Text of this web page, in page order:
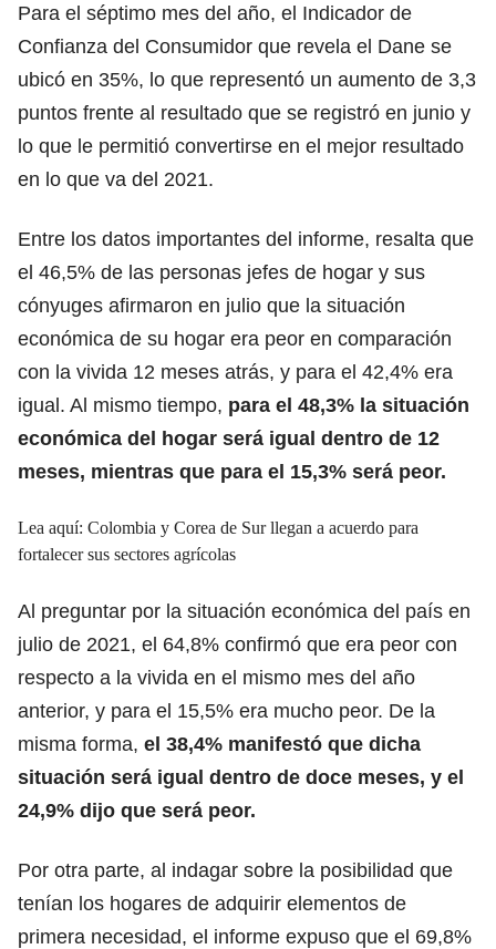
Para el séptimo mes del año, el Indicador de
Confianza del Consumidor que revela el Dane se
ubicó en 35%, lo que representó un aumento de 3,3
puntos frente al resultado que se registró en junio y
lo que le permitió convertirse en el mejor resultado
en lo que va del 2021.
Entre los datos importantes del informe, resalta que
el 46,5% de las personas jefes de hogar y sus
cónyuges afirmaron en julio que la situación
económica de su hogar era peor en comparación
con la vivida 12 meses atrás, y para el 42,4% era
igual. Al mismo tiempo, para el 48,3% la situación
económica del hogar será igual dentro de 12
meses, mientras que para el 15,3% será peor.
Lea aquí: Colombia y Corea de Sur llegan a acuerdo para
fortalecer sus sectores agrícolas
Al preguntar por la situación económica del país en
julio de 2021, el 64,8% confirmó que era peor con
respecto a la vivida en el mismo mes del año
anterior, y para el 15,5% era mucho peor. De la
misma forma, el 38,4% manifestó que dicha
situación será igual dentro de doce meses, y el
24,9% dijo que será peor.
Por otra parte, al indagar sobre la posibilidad que
tenían los hogares de adquirir elementos de
primera necesidad, el informe expuso que el 69,8%